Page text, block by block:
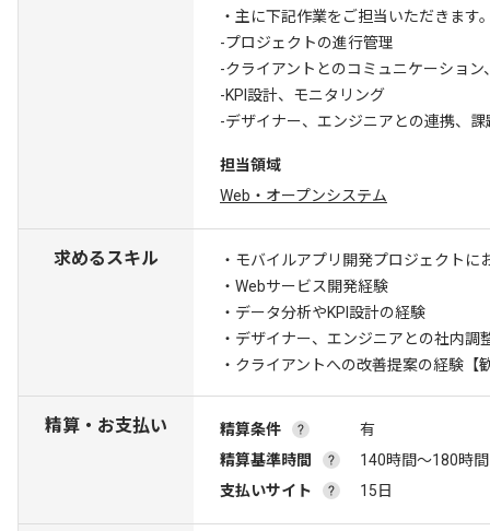
・主に下記作業をご担当いただきます
-プロジェクトの進行管理
-クライアントとのコミュニケーショ
-KPI設計、モニタリング
-デザイナー、エンジニアとの連携、
担当領域
Web・オープンシステム
求めるスキル
・モバイルアプリ開発プロジェクトに
・Webサービス開発経験
・データ分析やKPI設計の経験
・デザイナー、エンジニアとの社内調
・クライアントへの改善提案の経験 【
精算・お支払い 精算条件
有
精算基準時間
140時間〜180時間
支払いサイト
15日